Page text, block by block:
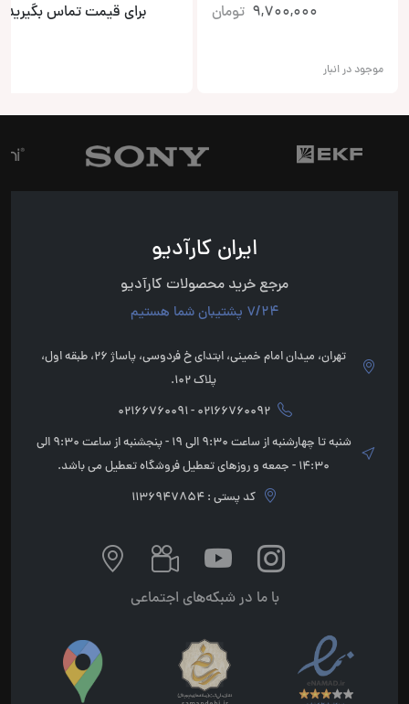
9,700,000 تومان
موجود در انبار
برای قیمت تماس بگیرید
ایران کارآدیو
مرجع خرید محصولات کارآدیو
7/24 پشتیبان شما هستیم
تهران، میدان امام خمینی، ابتدای خ فردوسی، پاساژ 26، طبقه اول،
پلاک 102.
02166760092 - 02166760091
شنبه تا چهارشنبه از ساعت 9:30 الی 19 - پنجشنبه از ساعت 9:30 الی
14:30 - جمعه و روزهای تعطیل فروشگاه تعطیل می باشد.
کد پستی : 1136947854
با ما در شبکه‌های اجتماعی